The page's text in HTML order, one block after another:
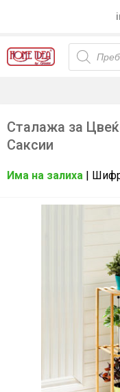
Products
search
Сталажа за
Саксии
Има на залиха |